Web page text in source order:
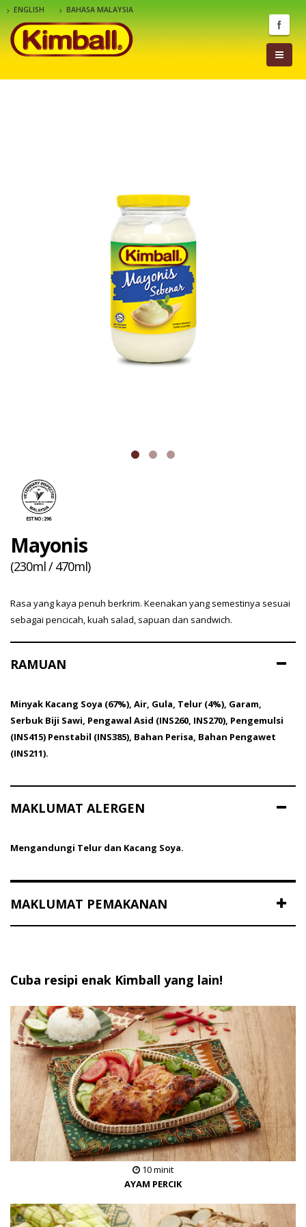
ENGLISH BAHASA MALAYSIA
Mayonis
(230ml / 470ml)
Rasa yang kaya penuh berkrim. Keenakan yang semestinya sesuai
sebagai pencicah, kuah salad, sapuan dan sandwich.
RAMUAN
Minyak Kacang Soya (67%), Air, Gula, Telur (4%), Garam,
Serbuk Biji Sawi, Pengawal Asid (INS260, INS270), Pengemulsi
(INS415) Penstabil (INS385), Bahan Perisa, Bahan Pengawet
(INS211).
MAKLUMAT ALERGEN
Mengandungi Telur dan Kacang Soya.
MAKLUMAT PEMAKANAN
Cuba resipi enak Kimball yang lain!
10 minit
AYAM PERCIK